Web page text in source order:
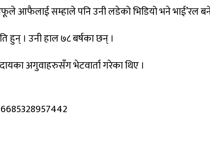
आफैलाई सम्हाले पनि उनी लडेको भिडियो भने भाई’रल
हुन् । उनी हाल ७८ बर्षका छन् ।
अगुवाहरुसँग भेटवार्ता गरेका थिए ।